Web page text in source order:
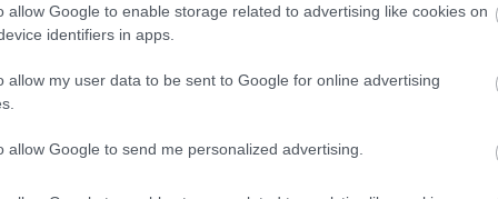
allow Google to enable storage related to advertising like cookies on
identifiers in apps.
allow my user data to be sent to Google for online advertising
allow Google to send me personalized advertising.
ανεπάρκεια συνεχίζει να αποτελεί μια μεγάλη
πρόκληση. Στην Bayer, τα εγκεκριμένα και τα υπό
φάρμακά μας, σε συνδυασμό με την έρευνα στη
θεραπεία, αντανακλούν τη δέσμευσή μας να
και ενισχύοντας την ποιότητα ζωής των ασθενών